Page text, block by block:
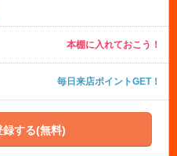
本棚に入れておこう！
毎日来店ポイントGET！
する(無料)